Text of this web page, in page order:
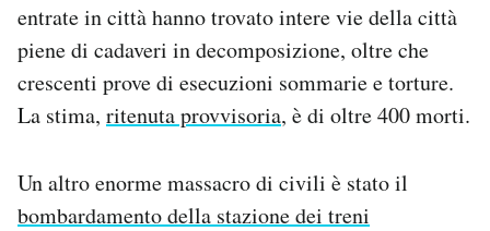
entrate in città hanno trovato intere vie della città
piene di cadaveri in decomposizione, oltre che
crescenti prove di esecuzioni sommarie e torture.
La stima, ritenuta provvisoria, è di oltre 400 morti.
Un altro enorme massacro di civili è stato il
bombardamento della stazione dei treni